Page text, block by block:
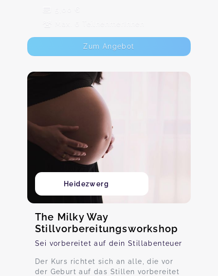
5,00 €
Max. 6 TeilnehmerInnen
Zum Angebot
Heidezwerg
The Milky Way
Stillvorbereitungsworkshop
Sei vorbereitet auf dein Stillabenteuer
Der Kurs richtet sich an alle, die vor
der Geburt auf das Stillen vorbereitet